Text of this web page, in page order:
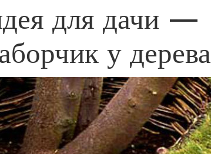
для дачи —
у дерева